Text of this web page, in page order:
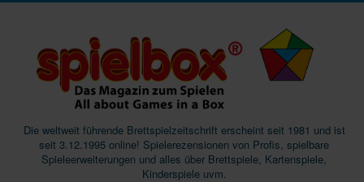
Die weltweit führende Brettspielzeitschrift erscheint seit 1981 und ist
seit 3.12.1995 online! Spielerezensionen von Profis, spielbare
Spieleerweiterungen und alles über Brettspiele, Kartenspiele,
Kinderspiele uvm.